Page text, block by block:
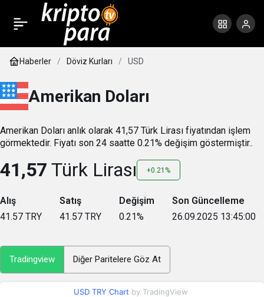
Haberler Döviz Kurları USD
Amerikan Doları
Amerikan Doları anlık olarak 41,57 Türk Lirası fiyatından işlem
görmektedir. Fiyatı son 24 saatte 0.21% değişim göstermiştir..
41,57 Türk Lirası +0.21%
Alış
41.57 TRY
Satış
41.57 TRY
Değişim
0.21%
Son Güncelleme
26.09.2025 13:45:00
Tradingview Diğer Paritelere Göz At
USD TRY Chart by TradingView